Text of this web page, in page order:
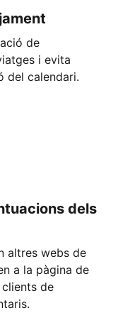
de
i evita
del calendari.
dels
altres webs de
a la pàgina de
de